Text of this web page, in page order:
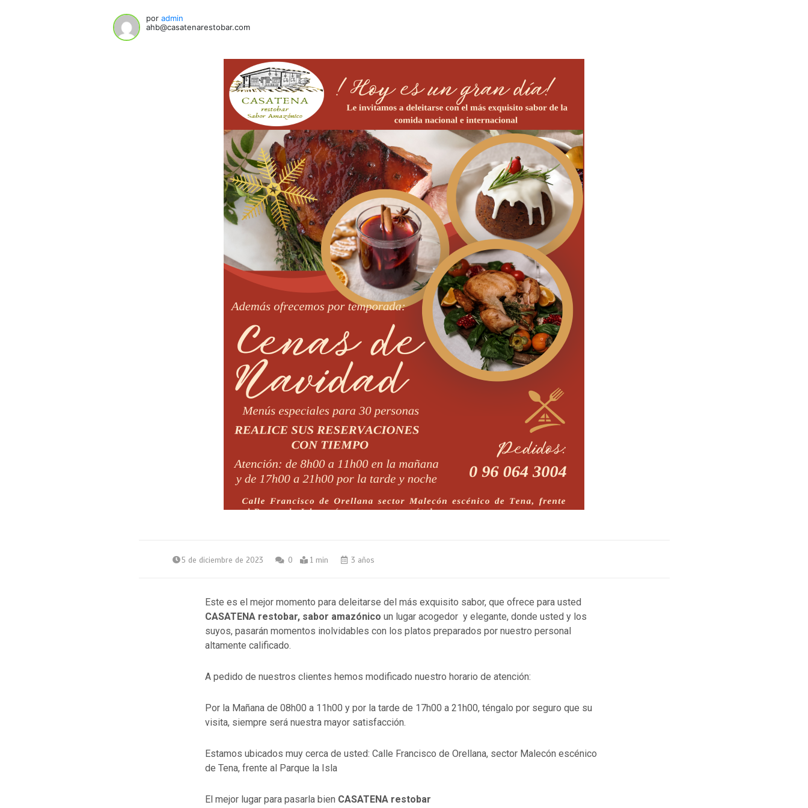
poradmin
ahb@casatenarestobar.com
5 de diciembre de 2023 0 1 min 3 años
Este es el mejor momento para deleitarse del más exquisito sabor, que ofrece para usted
CASATENA restobar, sabor amazónico un lugar acogedor y elegante, donde usted y los
suyos, pasarán momentos inolvidables con los platos preparados por nuestro personal
altamente calificado.
A pedido de nuestros clientes hemos modificado nuestro horario de atención:
Por la Mañana de 08h00 a 11h00 y por la tarde de 17h00 a 21h00, téngalo por seguro que su
visita, siempre será nuestra mayor satisfacción.
Estamos ubicados muy cerca de usted: Calle Francisco de Orellana, sector Malecón escénico
de Tena, frente al Parque la Isla
El mejor lugar para pasarla bien CASATENA restobar